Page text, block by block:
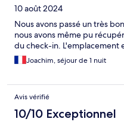
10 août 2024
Nous avons passé un très
nous avons même pu
du check-in. L'emplacement
Joachim, séjour de 1 nuit
Avis vérifié
10/10 Exceptionnel